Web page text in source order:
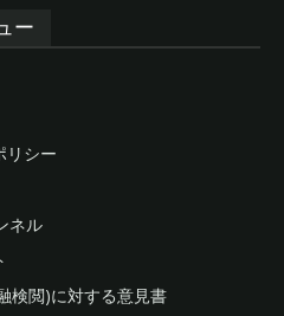
ー
リシー
ネル
検閲)に対する意見書